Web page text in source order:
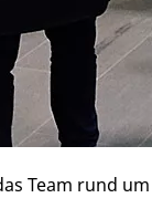
Team rund